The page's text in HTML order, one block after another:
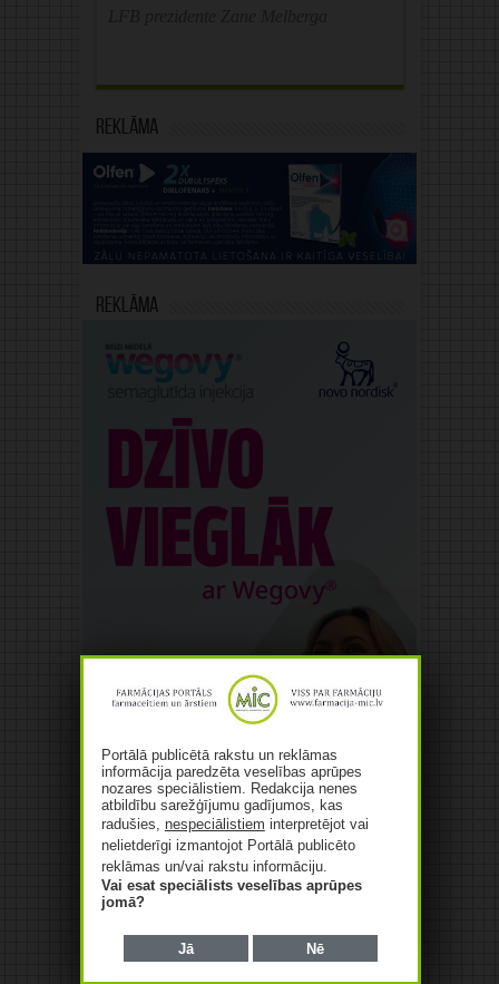
Reklāma
Reklāma
Portālā publicētā rakstu un reklāmas
informācija paredzēta veselības aprūpes
nozares speciālistiem. Redakcija nenes
atbildību sarežģījumu gadījumos, kas
radušies, nespeciālistiem interpretējot vai
nelietderīgi izmantojot Portālā publicēto
reklāmas un/vai rakstu informāciju.
Vai esat speciālists veselības aprūpes
jomā?
Jā Nē